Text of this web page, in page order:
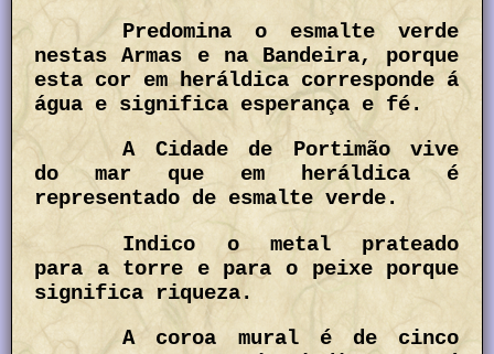
Predomina o esmalte verde
nestas Armas e na Bandeira, porque
esta cor em heráldica corresponde á
água e significa esperança e fé.
A Cidade de Portimão vive
do mar que em heráldica é
representado de esmalte verde.
Indico o metal prateado
para a torre e para o peixe porque
significa riqueza.
A coroa mural é de cinco